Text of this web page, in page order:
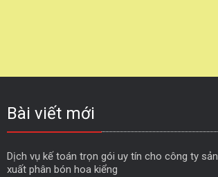
Bài viết mới
Dịch vụ kế toán trọn gói uy tín cho công ty sản
xuất phân bón hoa kiểng